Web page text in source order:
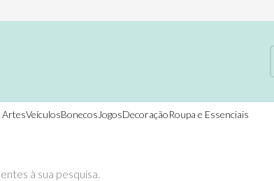
ArtesVeículosBonecos JogosDecoraçãoRoupa e Essenciais
à sua pesquisa.